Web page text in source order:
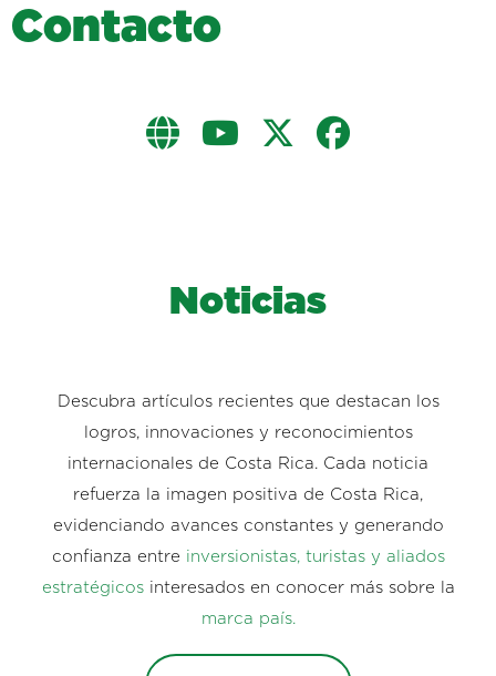
Contacto
Noticias
Descubra artículos recientes que destacan los
logros, innovaciones y reconocimientos
internacionales de Costa Rica. Cada noticia
refuerza la imagen positiva de Costa Rica,
evidenciando avances constantes y generando
confianza entre inversionistas, turistas y aliados
estratégicos interesados en conocer más sobre la
marca país.